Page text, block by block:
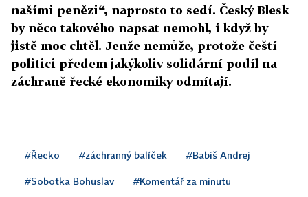
našími penězi“, naprosto to sedí. Český Blesk
by něco takového napsat nemohl, i když by
jistě moc chtěl. Jenže nemůže, protože čeští
politici předem jakýkoliv solidární podíl na
záchraně řecké ekonomiky odmítají.
#Řecko #záchranný balíček #Babiš Andrej
#Sobotka Bohuslav #Komentář za minutu